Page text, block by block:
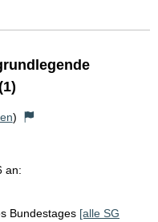
)
an:
Bundestages [alle SG